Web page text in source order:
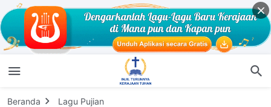
Beranda Lagu Pujian